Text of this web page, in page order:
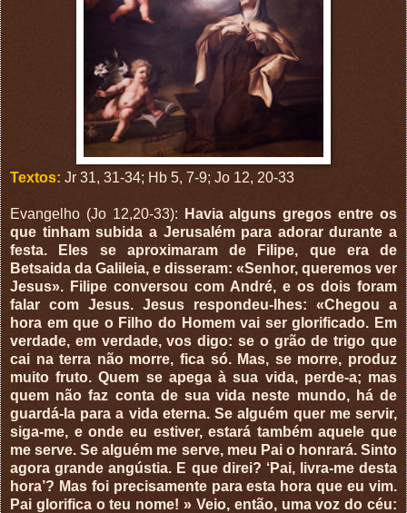
Textos: Jr 31, 31-34; Hb 5, 7-9; Jo 12, 20-33
Evangelho (Jo 12,20-33):
Havia alguns gregos entre os
que tinham subida a Jerusalém para adorar durante a
festa. Eles se aproximaram de Filipe, que era de
Betsaida da Galileia, e disseram: «Senhor, queremos ver
Jesus». Filipe conversou com André, e os dois foram
falar com Jesus. Jesus respondeu-lhes: «Chegou a
hora em que o Filho do Homem vai ser glorificado. Em
verdade, em verdade, vos digo: se o grão de trigo que
cai na terra não morre, fica só. Mas, se morre, produz
muito fruto. Quem se apega à sua vida, perde-a; mas
quem não faz conta de sua vida neste mundo, há de
guardá-la para a vida eterna. Se alguém quer me servir,
siga-me, e onde eu estiver, estará também aquele que
me serve. Se alguém me serve, meu Pai o honrará. Sinto
agora grande angústia. E que direi? ‘Pai, livra-me desta
hora’? Mas foi precisamente para esta hora que eu vim.
Pai glorifica o teu nome! » Veio, então, uma voz do céu: